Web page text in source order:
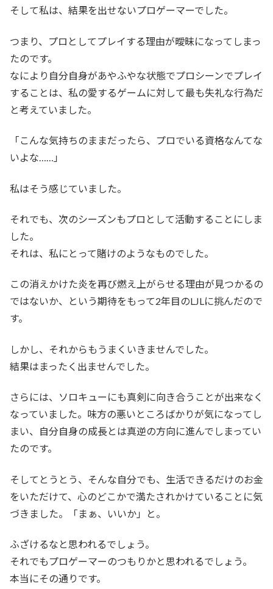
そして私は、結果を出せないプロゲーマーでした。
つまり、プロとしてプレイする理由が曖昧になってしまっ
たのです。
なにより自分自身があやふやな状態でプロシーンでプレイ
することは、私の愛するゲームに対して最も失礼な行為だ
と考えていました。
「こんな気持ちのままだったら、プロでいる資格なんてな
いよな……」
私はそう感じていました。
それでも、次のシーズンもプロとして活動することにしま
した。
それは、私にとって賭けのようなものでした。
この消えかけた炎を再び燃え上がらせる理由が見つかるの
ではないか、という期待をもって2年目のLJLに挑んだので
す。
しかし、それからもうまくいきませんでした。
結果はまったく出ませんでした。
さらには、ソロキューにも真剣に向き合うことが出来なく
なっていました。味方の悪いところばかりが気になってし
まい、自分自身の成長とは真逆の方向に進んでしまってい
たのです。
そしてとうとう、そんな自分でも、生活できるだけのお金
をいただけて、心のどこかで満たされかけていることに気
づきました。「まぁ、いいか」と。
ふざけるなと思われるでしょう。
それでもプロゲーマーのつもりかと思われるでしょう。
本当にその通りです。